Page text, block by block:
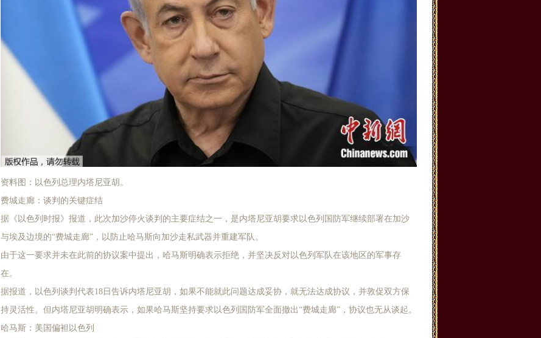
资料图：以色列总理内塔尼亚胡。
费城走廊：谈判的关键症结
据《以色列时报》报道，此次加沙停火谈判的主要症结之一，是内塔尼亚胡要求以色列国防军继续部署在加沙
与埃及边境的“费城走廊”，以防止哈马斯向加沙走私武器并重建军队。
由于这一要求并未在此前的协议案中提出，哈马斯明确表示拒绝，并坚决反对以色列军队在该地区的军事存
在。
据报道，以色列谈判代表18日告诉内塔尼亚胡，如果不能就此问题达成妥协，就无法达成协议，并敦促双方保
持灵活性。但内塔尼亚胡明确表示，如果哈马斯坚持要求以色列国防军全面撤出“费城走廊”，协议也无从谈起。
哈马斯：美国偏袒以色列